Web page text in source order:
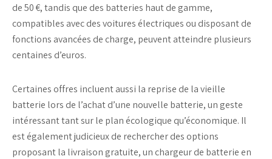
de 50 €, tandis que des batteries haut de gamme,
compatibles avec desvoitures électriques ou disposant de
fonctions avancées de charge, peuvent atteindre plusieurs
centaines d’euros.
Certaines offres incluent aussi la reprise de lavieille
batterie lors de l’achat d’une nouvelle batterie, un geste
intéressant tant sur le plan écologique qu’économique. Il
est également judicieux de rechercher des options
proposant la livraison gratuite, un chargeur de batterie en